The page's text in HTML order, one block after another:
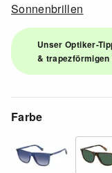
Sonnenbrillen
Unser Optiker-
&
Farbe